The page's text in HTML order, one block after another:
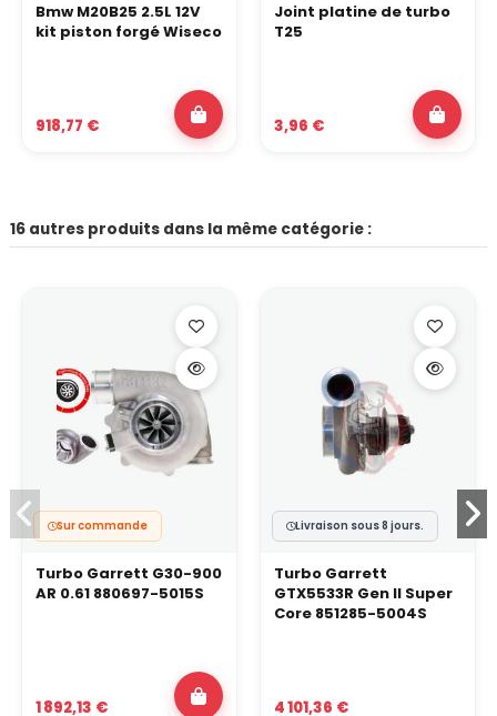
Bmw M20B25 2.5L 12V
kit piston forgé Wiseco
918,77 €
Joint platine de turbo
T25
3,96 €
16 autres produits dans la même catégorie :
Sur commande
Turbo Garrett G30-900
AR 0.61 880697-5015S
1 892,13 €
Livraison sous 8 jours.
Turbo Garrett
GTX5533R Gen II Super
Core 851285-5004S
4 101,36 €